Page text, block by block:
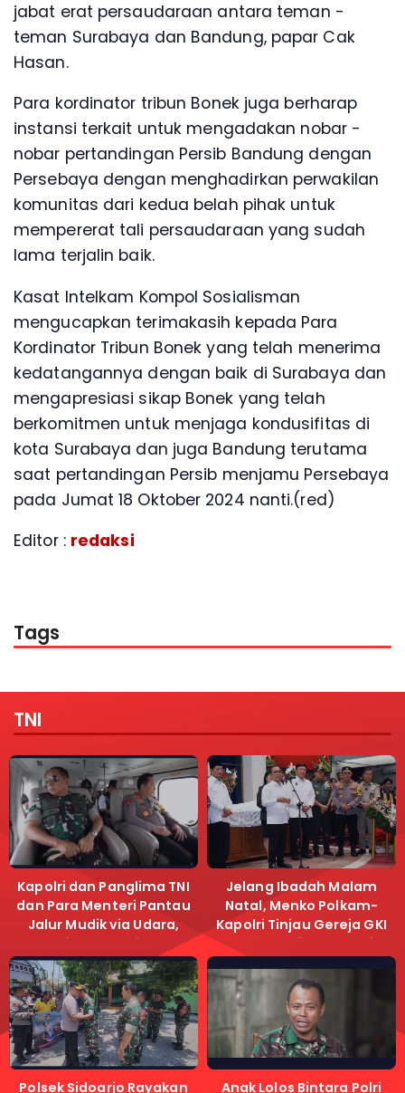
jabat erat persaudaraan antara teman -
teman Surabaya dan Bandung, papar Cak
Hasan.
Para kordinator tribun Bonek juga berharap
instansi terkait untuk mengadakan nobar -
nobar pertandingan Persib Bandung dengan
Persebaya dengan menghadirkan perwakilan
komunitas dari kedua belah pihak untuk
mempererat tali persaudaraan yang sudah
lama terjalin baik.
Kasat Intelkam Kompol Sosialisman
mengucapkan terimakasih kepada Para
Kordinator Tribun Bonek yang telah menerima
kedatangannya dengan baik di Surabaya dan
mengapresiasi sikap Bonek yang telah
berkomitmen untuk menjaga kondusifitas di
kota Surabaya dan juga Bandung terutama
saat pertandingan Persib menjamu Persebaya
pada Jumat 18 Oktober 2024 nanti.(red)
Editor : redaksi
Tags
TNI
Kapolri dan Panglima TNI
dan Para Menteri Pantau
Jalur Mudik via Udara,
Pastikan Lalu Lintas
Lancar
Jelang Ibadah Malam
Natal, Menko Polkam-
Kapolri Tinjau Gereja GKI
Samanhudi dan Gereja
Polsek Sidoarjo Rayakan
Anak Lolos Bintara Polri